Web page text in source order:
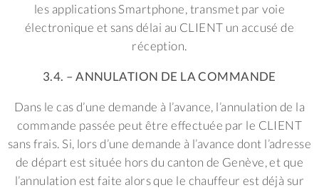
les applications Smartphone, transmet par voie
électronique et sans délai au CLIENT un accusé de
réception.
3.4. – ANNULATION DE LA COMMANDE
Dans le cas d’une demande à l’avance, l’annulation de la
commande passée peut être effectuée par le CLIENT
sans frais. Si, lors d’une demande à l’avance dont l’adresse
de départ est située hors du canton de Genève, et que
l’annulation est faite alors que le chauffeur est déjà sur